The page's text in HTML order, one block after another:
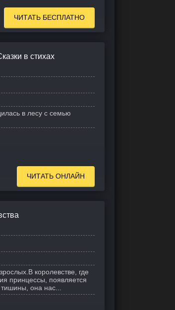
ЧИТАТЬ БЕСПЛАТНО
в стихах
в лесу с семью
ЧИТАТЬ ОНЛАЙН
В королевстве, где
принцессы, появляется
она нас...